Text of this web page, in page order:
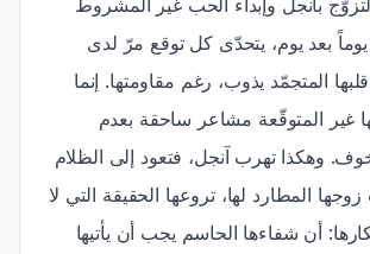
بآنجل وإبداء الحب غير المشروط
بعد يوم، يتحدّى كل توقع مرّ لدى
المتجمّد يذوب، رغم مقاومتها. إنما
غير المتوقّعة مشاعر ساحقة بعدم
وهكذا تهرب آنجل، فتعود إلى الظلام
المطارد لها، تروعها الحقيقة التي لا
أن شفاءها الحاسم يجب أن يأتيها